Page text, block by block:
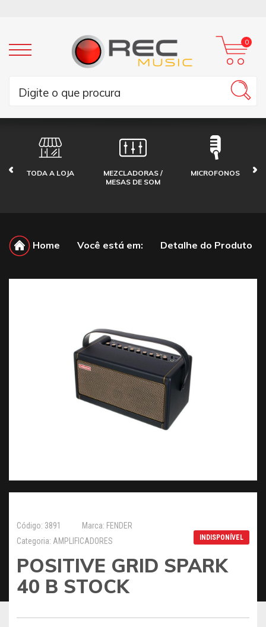
0
TODA A LOJA
MEZCLADORAS /
MESAS DE SOM
MICROFONOS
Home Você está em: Detalhe do Produto
Código: 3891
Marca: FENDER
Categoria: AMPLIFICADORES
INDISPONÍVEL
POSITIVE GRID SPARK
40 B STOCK